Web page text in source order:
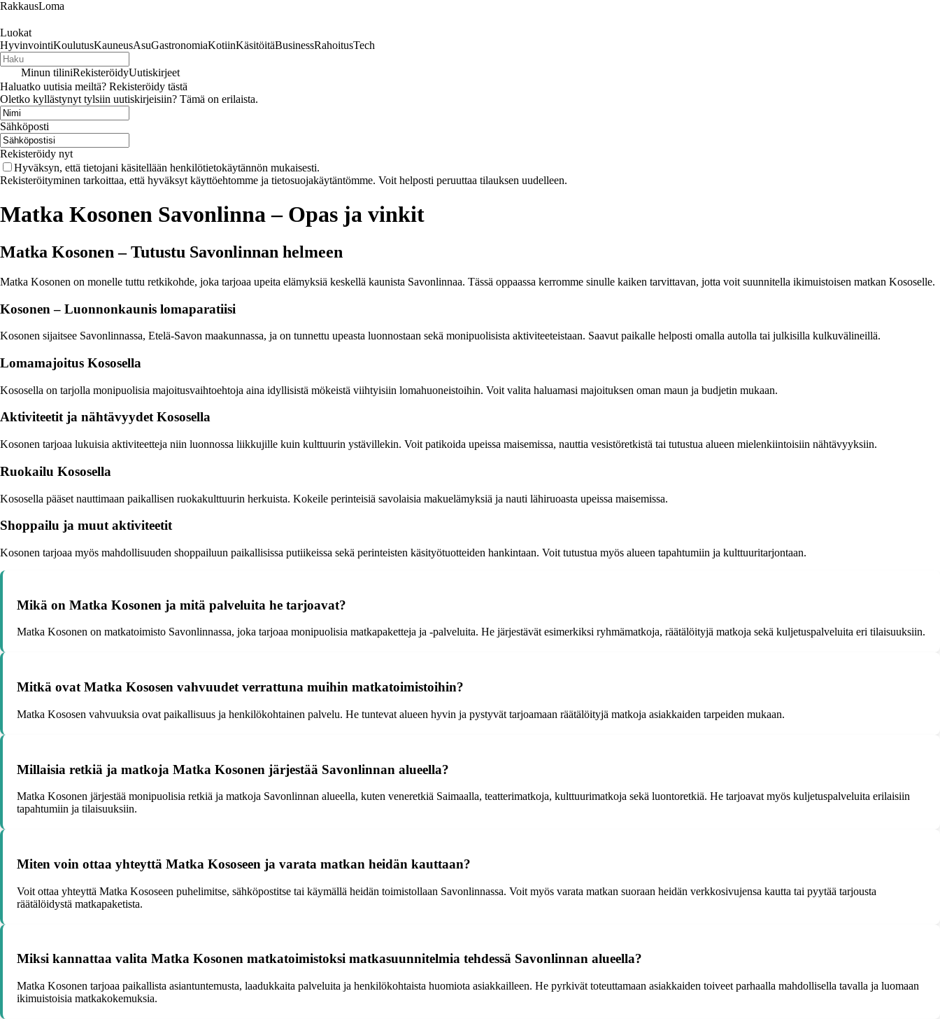
RakkausLoma
Luokat
HyvinvointiKoulutusKauneusAsuGastronomiaKotiinKäsitöitäBusinessRahoitusTech
Minun tiliniRekisteröidyUutiskirjeet
Haluatko uutisia meiltä? Rekisteröidy tästä
Oletko kyllästynyt tylsiin uutiskirjeisiin? Tämä on erilaista.
Sähköposti
Rekisteröidy nyt
Hyväksyn, että tietojani käsitellään henkilötietokäytännön mukaisesti.
Rekisteröityminen tarkoittaa, että hyväksyt käyttöehtomme ja tietosuojakäytäntömme. Voit helposti peruuttaa tilauksen uudelleen.
Matka Kosonen Savonlinna – Opas ja vinkit
Matka Kosonen – Tutustu Savonlinnan helmeen
Matka Kosonen on monelle tuttu retkikohde, joka tarjoaa upeita elämyksiä keskellä kaunista Savonlinnaa. Tässä oppaassa kerromme sinulle kaiken tarvittavan, jotta voit suunnitella ikimuistoisen matkan Kososelle.
Kosonen – Luonnonkaunis lomaparatiisi
Kosonen sijaitsee Savonlinnassa, Etelä-Savon maakunnassa, ja on tunnettu upeasta luonnostaan sekä monipuolisista aktiviteeteistaan. Saavut paikalle helposti omalla autolla tai julkisilla kulkuvälineillä.
Lomamajoitus Kososella
Kososella on tarjolla monipuolisia majoitusvaihtoehtoja aina idyllisistä mökeistä viihtyisiin lomahuoneistoihin. Voit valita haluamasi majoituksen oman maun ja budjetin mukaan.
Aktiviteetit ja nähtävyydet Kososella
Kosonen tarjoaa lukuisia aktiviteetteja niin luonnossa liikkujille kuin kulttuurin ystävillekin. Voit patikoida upeissa maisemissa, nauttia vesistöretkistä tai tutustua alueen mielenkiintoisiin nähtävyyksiin.
Ruokailu Kososella
Kososella pääset nauttimaan paikallisen ruokakulttuurin herkuista. Kokeile perinteisiä savolaisia makuelämyksiä ja nauti lähiruoasta upeissa maisemissa.
Shoppailu ja muut aktiviteetit
Kosonen tarjoaa myös mahdollisuuden shoppailuun paikallisissa putiikeissa sekä perinteisten käsityötuotteiden hankintaan. Voit tutustua myös alueen tapahtumiin ja kulttuuritarjontaan.
Mikä on Matka Kosonen ja mitä palveluita he tarjoavat?
Matka Kosonen on matkatoimisto Savonlinnassa, joka tarjoaa monipuolisia matkapaketteja ja -palveluita. He järjestävät esimerkiksi ryhmämatkoja, räätälöityjä matkoja sekä kuljetuspalveluita eri tilaisuuksiin.
Mitkä ovat Matka Kososen vahvuudet verrattuna muihin matkatoimistoihin?
Matka Kososen vahvuuksia ovat paikallisuus ja henkilökohtainen palvelu. He tuntevat alueen hyvin ja pystyvät tarjoamaan räätälöityjä matkoja asiakkaiden tarpeiden mukaan.
Millaisia retkiä ja matkoja Matka Kosonen järjestää Savonlinnan alueella?
Matka Kosonen järjestää monipuolisia retkiä ja matkoja Savonlinnan alueella, kuten veneretkiä Saimaalla, teatterimatkoja, kulttuurimatkoja sekä luontoretkiä. He tarjoavat myös kuljetuspalveluita erilaisiin
tapahtumiin ja tilaisuuksiin.
Miten voin ottaa yhteyttä Matka Kososeen ja varata matkan heidän kauttaan?
Voit ottaa yhteyttä Matka Kososeen puhelimitse, sähköpostitse tai käymällä heidän toimistollaan Savonlinnassa. Voit myös varata matkan suoraan heidän verkkosivujensa kautta tai pyytää tarjousta
räätälöidystä matkapaketista.
Miksi kannattaa valita Matka Kosonen matkatoimistoksi matkasuunnitelmia tehdessä Savonlinnan alueella?
Matka Kosonen tarjoaa paikallista asiantuntemusta, laadukkaita palveluita ja henkilökohtaista huomiota asiakkailleen. He pyrkivät toteuttamaan asiakkaiden toiveet parhaalla mahdollisella tavalla ja luomaan
ikimuistoisia matkakokemuksia.